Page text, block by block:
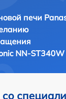
печи
NN-